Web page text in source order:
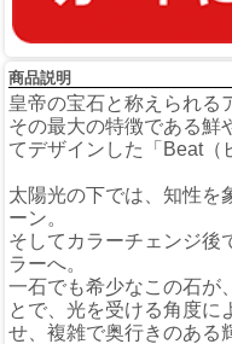
商品説明
皇帝の宝石と称えられる
その最大の特徴である鮮
てデザインした「Beat（
太陽光の下では、知性を
ーン。
そしてカラーチェンジ後
ラーへ。
一石でも希少なこの石が
とで、光を受ける角度に
せ、複雑で奥行きのある